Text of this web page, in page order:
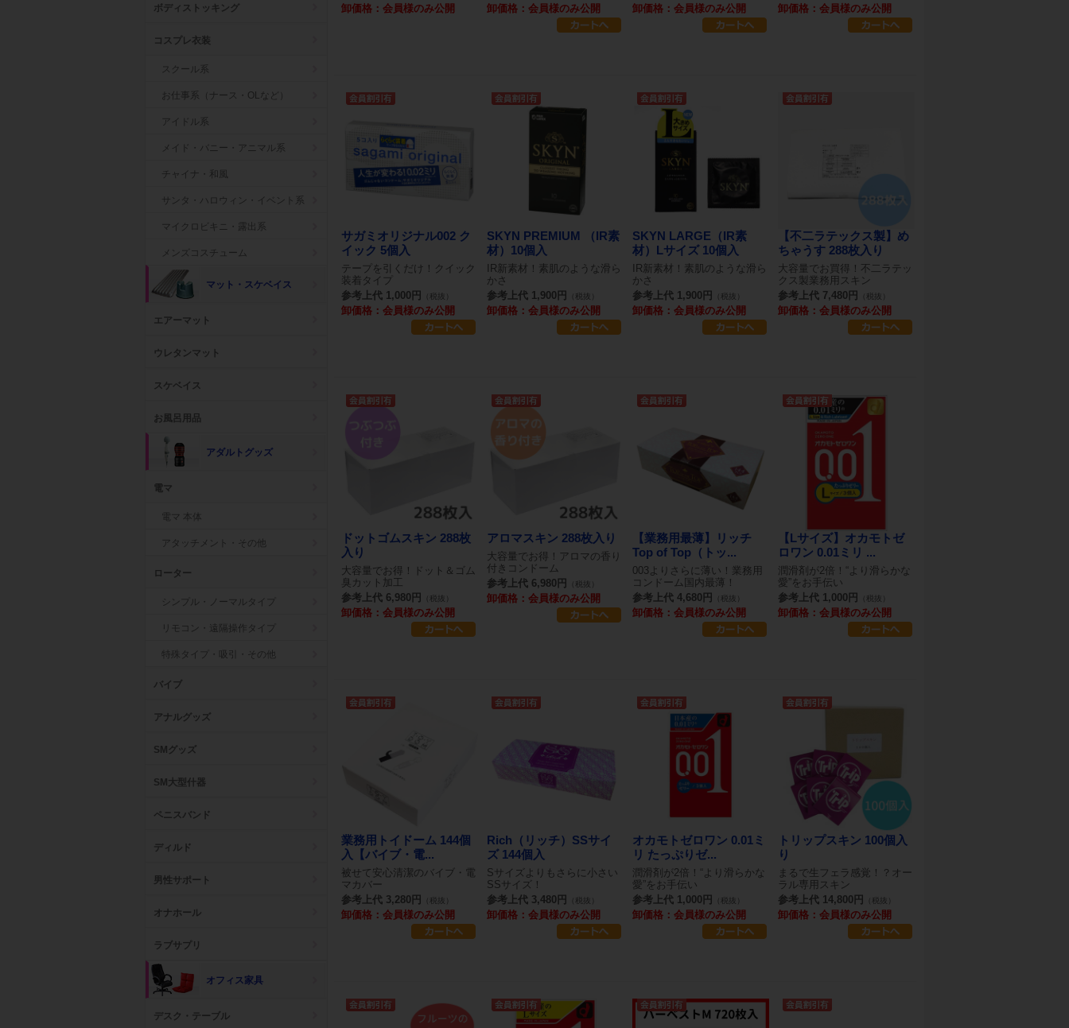
ボディストッキング
コスプレ衣装
スクール系
お仕事系（ナース・OLなど）
アイドル系
メイド・バニー・アニマル系
チャイナ・和風
サンタ・ハロウィン・イベント系
マイクロビキニ・露出系
メンズコスチューム
マット・スケベイス
エアーマット
ウレタンマット
スケベイス
お風呂用品
アダルトグッズ
電マ
電マ 本体
アタッチメント・その他
ローター
シンプル・ノーマルタイプ
リモコン・遠隔操作タイプ
特殊タイプ・吸引・その他
バイブ
アナルグッズ
SMグッズ
SM大型什器
ペニスバンド
ディルド
男性サポート
オナホール
ラブサプリ
オフィス家具
デスク・テーブル
卸価格：会員様のみ公開 卸価格：会員様のみ公開 卸価格：会員様のみ公開 卸価格：会員様のみ公開
サガミオリジナル002 ク
イック 5個入
テープを引くだけ！クイック
装着タイプ
参考上代 1,000円
（税抜）
卸価格：会員様のみ公開
SKYN PREMIUM （IR素
材）10個入
IR新素材！素肌のような滑ら
かさ
参考上代 1,900円
（税抜）
卸価格：会員様のみ公開
SKYN LARGE（IR素
材）Lサイズ 10個入
IR新素材！素肌のような滑ら
かさ
参考上代 1,900円
（税抜）
卸価格：会員様のみ公開
【不二ラテックス製】め
ちゃうす 288枚入り
大容量でお買得！不二ラテッ
クス製業務用スキン
参考上代 7,480円
（税抜）
卸価格：会員様のみ公開
ドットゴムスキン 288枚
入り
大容量でお得！ドット＆ゴム
臭カット加工
参考上代 6,980円
（税抜）
卸価格：会員様のみ公開
アロマスキン 288枚入り
大容量でお得！アロマの香り
付きコンドーム
参考上代 6,980円
（税抜）
卸価格：会員様のみ公開
【業務用最薄】リッチ
Top of Top（トッ...
003よりさらに薄い！業務用
コンドーム国内最薄！
参考上代 4,680円
（税抜）
卸価格：会員様のみ公開
【Lサイズ】オカモトゼ
ロワン 0.01ミリ ...
潤滑剤が2倍！“より滑らかな
愛”をお手伝い
参考上代 1,000円
（税抜）
卸価格：会員様のみ公開
業務用トイドーム 144個
入【バイブ・電...
被せて安心清潔のバイブ・電
マカバー
参考上代 3,280円
（税抜）
卸価格：会員様のみ公開
Rich（リッチ）SSサイ
ズ 144個入
Sサイズよりもさらに小さい
SSサイズ！
参考上代 3,480円
（税抜）
卸価格：会員様のみ公開
オカモトゼロワン 0.01ミ
リ たっぷりゼ...
潤滑剤が2倍！“より滑らかな
愛”をお手伝い
参考上代 1,000円
（税抜）
卸価格：会員様のみ公開
トリップスキン 100個入
り
まるで生フェラ感覚！？オー
ラル専用スキン
参考上代 14,800円
（税抜）
卸価格：会員様のみ公開